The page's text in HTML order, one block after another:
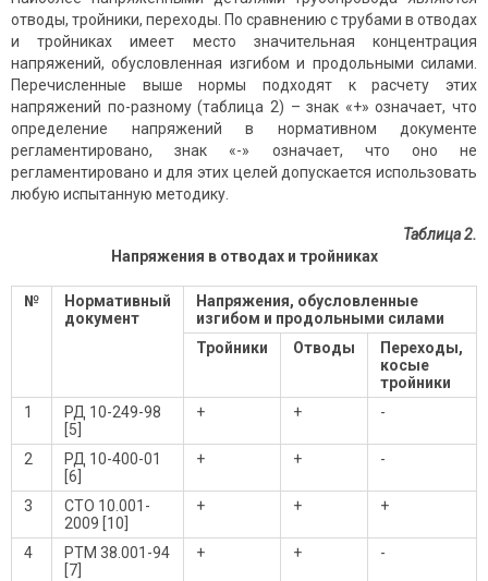
отводы, тройники, переходы. По сравнению с трубами в отводах
и тройниках имеет место значительная концентрация
напряжений, обусловленная изгибом и продольными силами.
Перечисленные выше нормы подходят к расчету этих
напряжений по-разному (таблица 2) – знак «+» означает, что
определение напряжений в нормативном документе
регламентировано, знак «-» означает, что оно не
регламентировано и для этих целей допускается использовать
любую испытанную методику.
Таблица 2.
Напряжения в отводах и тройниках
№
Нормативный
документ
Напряжения, обусловленные
изгибом и продольными силами
Тройники
Отводы
Переходы,
косые
тройники
1
РД 10-249-98
[5]
+ + -
2
РД 10-400-01
[6]
+ + -
3
СТО 10.001-
2009 [10]
+ + +
4
РТМ 38.001-94
[7]
+ + -